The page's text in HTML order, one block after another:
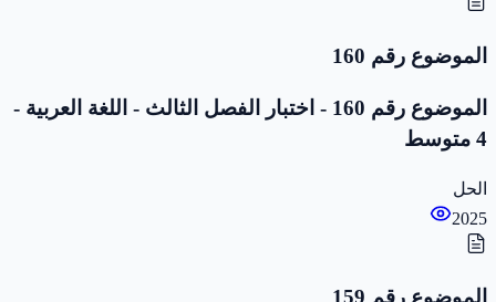
الموضوع رقم 160
الموضوع رقم 160 - اختبار الفصل الثالث - اللغة العربية -
4 متوسط
الحل
2025